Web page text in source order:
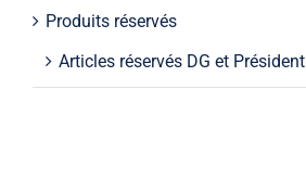
Produits réservés
Articles réservés DG et Président